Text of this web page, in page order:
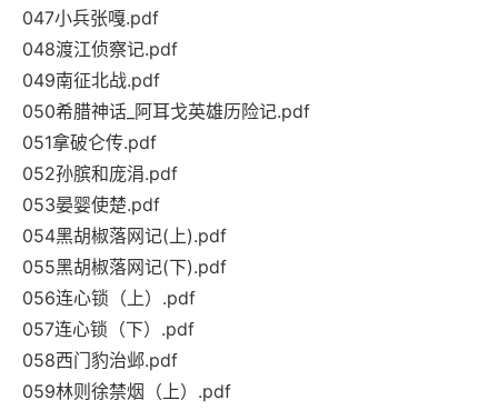
047小兵张嘎.pdf
048渡江侦察记.pdf
049南征北战.pdf
050希腊神话_阿耳戈英雄历险记.pdf
051拿破仑传.pdf
052孙膑和庞涓.pdf
053晏婴使楚.pdf
054黑胡椒落网记(上).pdf
055黑胡椒落网记(下).pdf
056连心锁（上）.pdf
057连心锁（下）.pdf
058西门豹治邺.pdf
059林则徐禁烟（上）.pdf